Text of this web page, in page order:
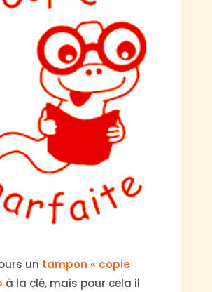
un tampon « copie
à la clé, mais pour cela il